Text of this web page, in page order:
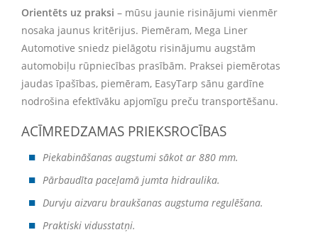
Orientēts uz praksi – mūsu jaunie risinājumi vienmēr
nosaka jaunus kritērijus. Piemēram, Mega Liner
Automotive sniedz pielāgotu risinājumu augstām
automobiļu rūpniecības prasībām. Praksei piemērotas
jaudas īpašības, piemēram, EasyTarp sānu gardīne
nodrošina efektīvāku apjomīgu preču transportēšanu.
ACĪMREDZAMAS PRIEKSROCĪBAS
Piekabināšanas augstumi sākot ar 880 mm.
Pārbaudīta paceļamā jumta hidraulika.
Durvju aizvaru braukšanas augstuma regulēšana.
Praktiski vidusstatņi.